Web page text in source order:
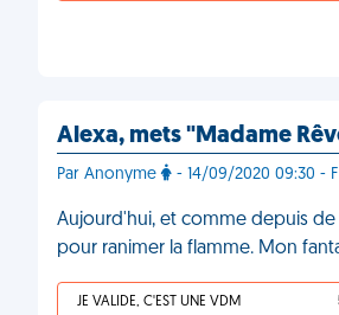
Alexa, mets "Madame
Par Anonyme - 14/09/2020 09:30 -
Aujourd'hui, et comme depuis
pour ranimer la flamme. Mon
JE VALIDE, C'EST UNE VDM